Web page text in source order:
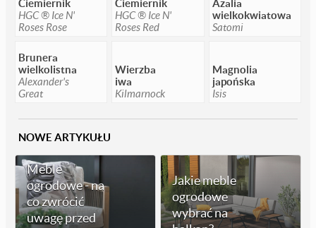
Ciemiernik
HGC ® Ice N'
Roses Rose
Ciemiernik
HGC ® Ice N'
Roses Red
Azalia
wielkokwiatowa
Satomi
Brunera
wielkolistna
Alexander's
Great
Wierzba
iwa
Kilmarnock
Magnolia
japońska
Isis
NOWE ARTYKUŁU
Meble
ogrodowe - na
co zwrócić
uwagę przed
Jakie meble
ogrodowe
wybrać na